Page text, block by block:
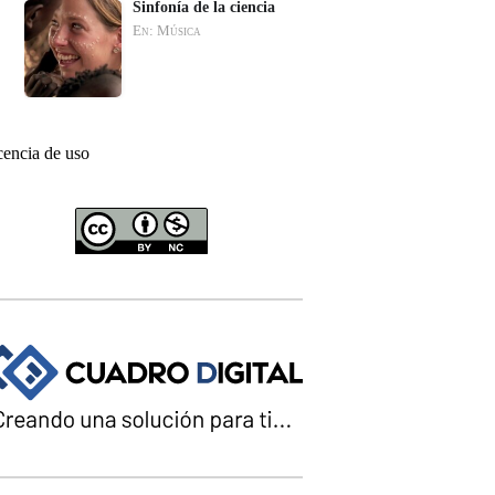
Sinfonía de la ciencia
En: Música
de uso